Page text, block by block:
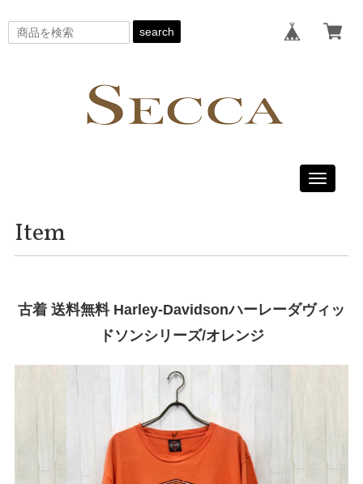
search
Toggle
Item
古着 送料無料 Harley-Davidsonハーレーダヴィッ
ドソンシリーズ/オレンジ